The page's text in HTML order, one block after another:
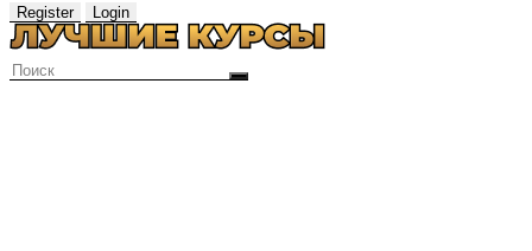
Register Login